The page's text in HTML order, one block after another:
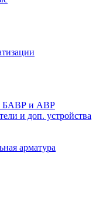
БАВР и АВР
и доп. устройства
арматура